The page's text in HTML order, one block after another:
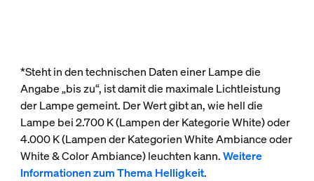
*Steht in den technischen Daten einer Lampe die
Angabe „bis zu“, ist damit die maximale Lichtleistung
der Lampe gemeint. Der Wert gibt an, wie hell die
Lampe bei 2.700 K (Lampen der Kategorie White) oder
4.000 K (Lampen der Kategorien White Ambiance oder
White & Color Ambiance) leuchten kann.Weitere
Informationen zum Thema Helligkeit.